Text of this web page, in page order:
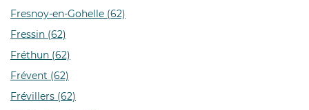
Fresnoy-en-Gohelle (62)
Fressin (62)
Fréthun (62)
Frévent (62)
Frévillers (62)